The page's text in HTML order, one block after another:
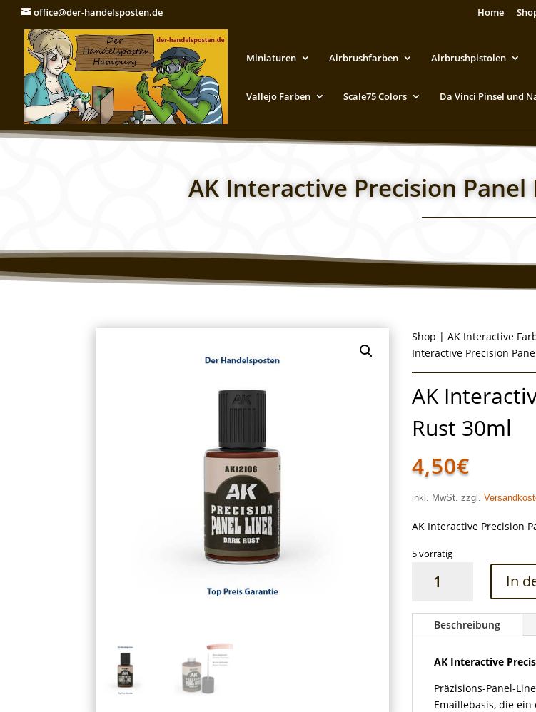
office@der-handelsposten.de Home
Miniaturen Airbrushfarben Airbrushpistolen
Vallejo Farben Scale75 Colors Da Vinci Pinsel und
AK Interactive Precision
Shop |AK Interactive
Interactive Precision
AK
Rust 30ml
4,50€
inkl. MwSt. zzgl.
AK Interactive Precision
5 vorrätig
Interactive
Panel
30ml
Menge
In
Beschreibung
AK Interactive
Präzisions-Panel-
Emaillebasis, die